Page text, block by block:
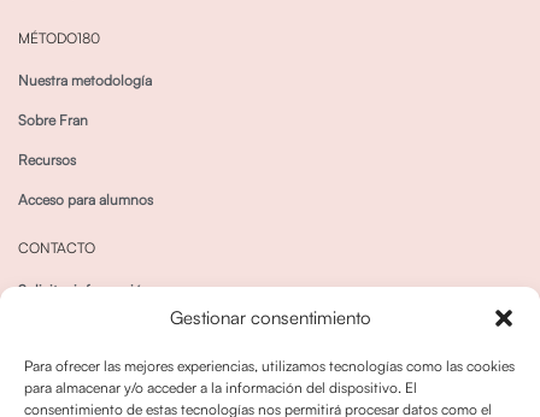
Gestionar consentimiento
Para ofrecer las mejores experiencias, utilizamos tecnologías como las cookies
para almacenar y/o acceder a la información del dispositivo. El
consentimiento de estas tecnologías nos permitirá procesar datos como el
MÉTODO180
Nuestra metodología
Sobre Fran
Recursos
Acceso para alumnos
CONTACTO
Solicitar información